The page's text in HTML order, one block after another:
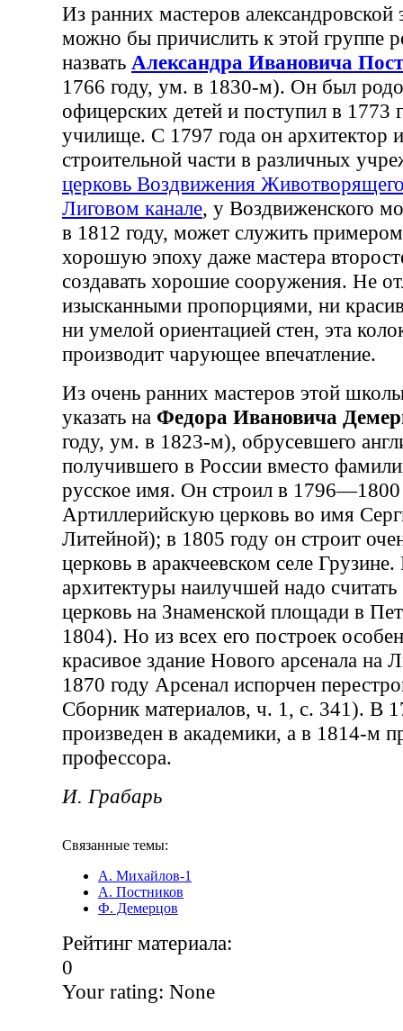
Из ранних мастеров
можно бы причислить к этой группе
назвать Александра Ивановича
1766 году, ум. в 1830-м). Он был
офицерских детей и поступил в 1773
училище. С 1797 года он архитектор
строительной части в различных
церковь Воздвижения
Лиговом канале, у Воздвиженского
в 1812 году, может служить примером
хорошую эпоху даже мастера
создавать хорошие сооружения. Не
изысканными пропорциями, ни
ни умелой ориентацией стен, эта
производит чарующее впечатление.
Из очень ранних мастеров этой
указать на Федора Ивановича
году, ум. в 1823-м), обрусевшего
получившего в России вместо
русское имя. Он строил в 1796—1800
Артиллерийскую церковь во имя
Литейной); в 1805 году он строит
церковь в аракчеевском селе
архитектуры наилучшей надо
церковь на Знаменской площади в
1804). Но из всех его построек
красивое здание Нового арсенала на
1870 году Арсенал испорчен
Сборник материалов, ч. 1, с. 341). В
произведен в академики, а в 1814-м
профессора.
И. Грабарь
Связанные темы:
А. Михайлов-1
А. Постников
Ф. Демерцов
Рейтинг материала:
0
Your rating: None